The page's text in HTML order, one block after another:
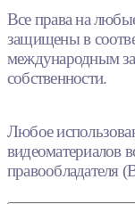
Все права на
защищены в
международным
собственности.
Любое
видеоматериалов
правообладателя